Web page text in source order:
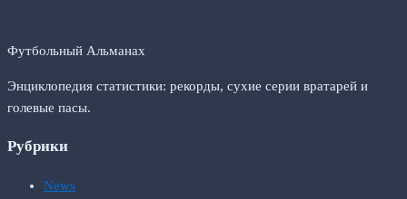
Футбольный Альманах
Энциклопедия статистики: рекорды, сухие серии вратарей и
голевые пасы.
Рубрики
News